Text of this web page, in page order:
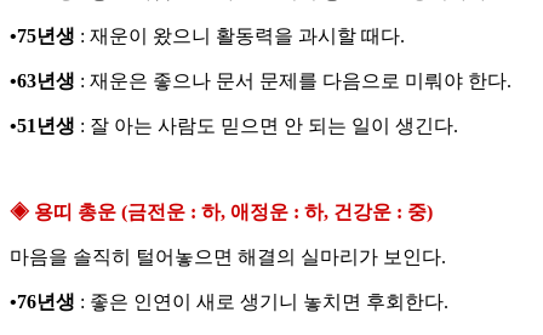
•75년생 : 재운이 왔으니 활동력을 과시할 때다.
•63년생 : 재운은 좋으나 문서 문제를 다음으로 미뤄야 한다.
•51년생 : 잘 아는 사람도 믿으면 안 되는 일이 생긴다.
◈ 용띠 총운 (금전운 : 하, 애정운 : 하, 건강운 : 중)
마음을 솔직히 털어놓으면 해결의 실마리가 보인다.
•76년생 : 좋은 인연이 새로 생기니 놓치면 후회한다.